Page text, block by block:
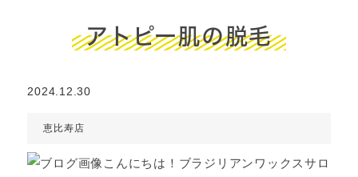
アトピー肌の脱毛
2024.12.30
恵比寿店
こんにちは！ブラジリアンワックスサロ